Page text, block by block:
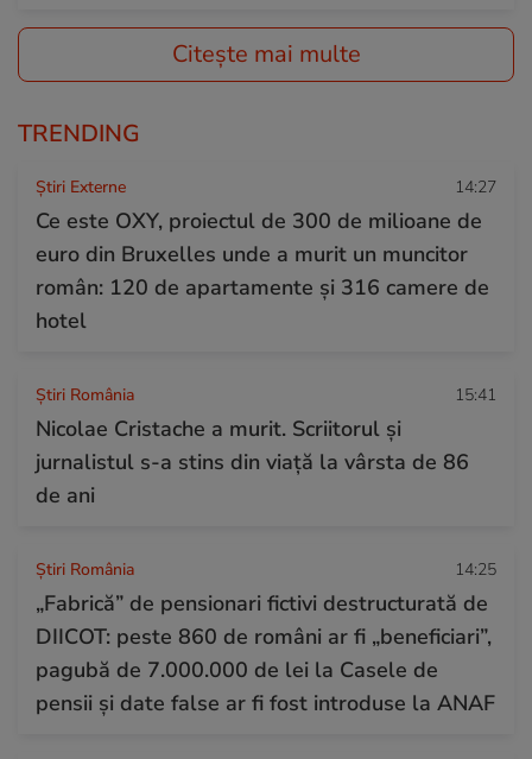
Citește mai multe
TRENDING
Știri Externe 14:27
Ce este OXY, proiectul de 300 de milioane de
euro din Bruxelles unde a murit un muncitor
român: 120 de apartamente și 316 camere de
hotel
Știri România 15:41
Nicolae Cristache a murit. Scriitorul și
jurnalistul s-a stins din viață la vârsta de 86
de ani
Știri România 14:25
„Fabrică” de pensionari fictivi destructurată de
DIICOT: peste 860 de români ar fi „beneficiari”,
pagubă de 7.000.000 de lei la Casele de
pensii și date false ar fi fost introduse la ANAF